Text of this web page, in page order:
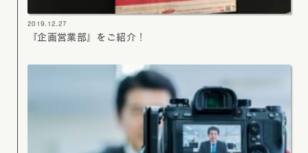
2019.12.27
『企画営業部』をご紹介！